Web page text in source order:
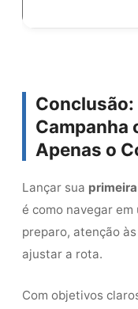
Conclusão:
Campanha
Apenas o
Lançar sua
é como navegar
preparo, atenção
ajustar a rota.
Com objetivos